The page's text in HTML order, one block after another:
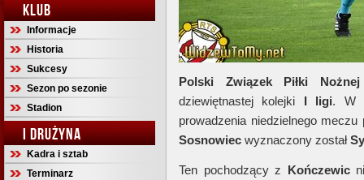
KLUB
Informacje
Historia
Sukcesy
Sezon po sezonie
Stadion
I DRUŻYNA
Kadra i sztab
Terminarz
Polski Związek Piłki
dziewiętnastej kolejki I ligi. W
prowadzenia niedzielnego
Sosnowiec wyznaczony został
Ten pochodzący z Kończewic